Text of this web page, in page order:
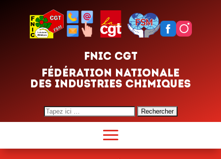
FNIC CGT
FÉDÉRATION NATIONALE
DES INDUSTRIES CHIMIQUES
Search
for: